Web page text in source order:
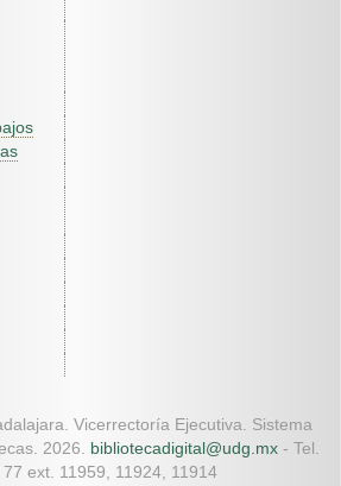
Vicerrectoría Ejecutiva. Sistema
2026. bibliotecadigital@udg.mx - Tel.
ext. 11959, 11924, 11914